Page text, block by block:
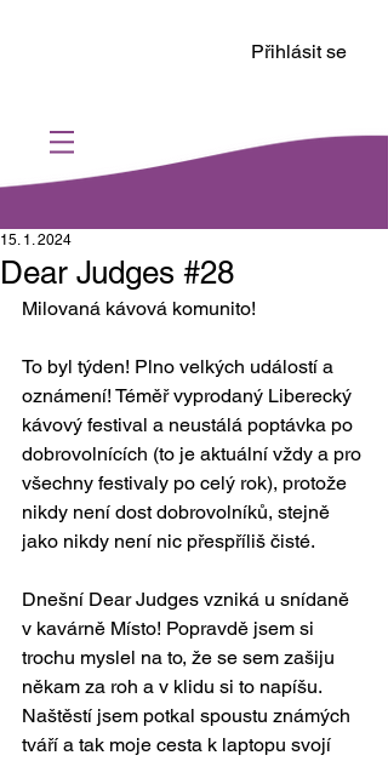
Přihlásit se
Dear Judges #28
15. 1. 2024
Milovaná kávová komunito!
To byl týden! Plno velkých událostí a
oznámení! Téměř vyprodaný Liberecký
kávový festival a neustálá poptávka po
dobrovolnících (to je aktuální vždy a pro
všechny festivaly po celý rok), protože
nikdy není dost dobrovolníků, stejně
jako nikdy není nic přespříliš čisté.
Dnešní Dear Judges vzniká u snídaně
v kavárně Místo! Popravdě jsem si
trochu myslel na to, že se sem zašiju
někam za roh a v klidu si to napíšu.
Naštěstí jsem potkal spoustu známých
tváří a tak moje cesta k laptopu svojí